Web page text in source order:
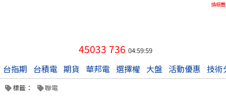
換稿費
45033 736 04:59:59
台指期 台積電 期貨 華邦電 選擇權 大盤 活動優惠 技術
標籤： 聯電